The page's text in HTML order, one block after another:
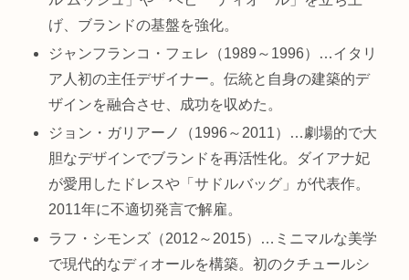
げ、ブランドの基盤を強化。
ジャンフランコ・フェレ（1989～1996）…イタリ
ア人初の主任デザイナー。伝統と自身の建築的デ
ザインを融合させ、成功を収めた。
ジョン・ガリアーノ（1996～2011）…劇場的で大
胆なデザインでブランドを再活性化。ダイアナ妃
が愛用したドレスや「サドルバッグ」が代表作。
2011年に不適切発言で解雇。
ラフ・シモンズ（2012～2015）…ミニマルな美学
で現代的なディオールを構築。初のクチュールシ